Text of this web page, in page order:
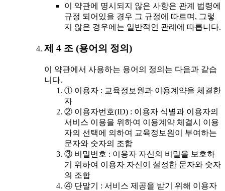
이 약관에 명시되지 않은 사항은 관계 법령에
규정 되어있을 경우 그 규정에 따르며, 그렇
지 않은 경우에는 일반적인 관례에 따릅니다.
제 4 조 (용어의 정의)
이 약관에서 사용하는 용어의 정의는 다음과 같습
니다.
① 이용자 : 교육정보원과 이용계약을 체결한
자
② 이용자번호(ID) : 이용자 식별과 이용자의
서비스 이용을 위하여 이용계약 체결시 이용
자의 선택에 의하여 교육정보원이 부여하는
문자와 숫자의 조합
③ 비밀번호 : 이용자 자신의 비밀을 보호하
기 위하여 이용자 자신이 설정한 문자와 숫자
의 조합
④ 단말기 : 서비스 제공을 받기 위해 이용자